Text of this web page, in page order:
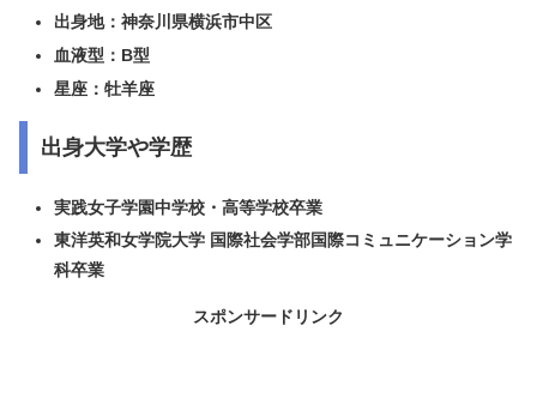
出身地：神奈川県横浜市中区
血液型：B型
星座：牡羊座
出身大学や学歴
実践女子学園中学校・高等学校卒業
東洋英和女学院大学 国際社会学部国際コミュニケーション学
科卒業
スポンサードリンク